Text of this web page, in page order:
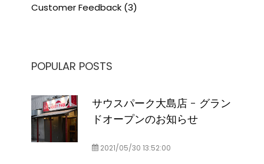
Customer Feedback (3)
POPULAR POSTS
サウスパーク大島店 - グラン
ドオープンのお知らせ
2021/05/30 13:52:00